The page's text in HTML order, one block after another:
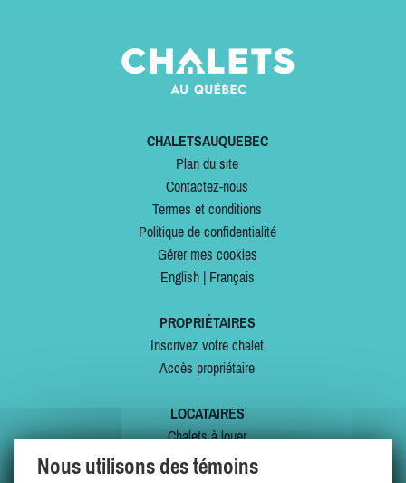
CHALETSAUQUEBEC
Plan du site
Contactez-nous
Termes et conditions
Politique de confidentialité
Gérer mes cookies
English| Français
PROPRIÉTAIRES
Inscrivez votre chalet
Accès propriétaire
LOCATAIRES
Chalets à louer
Chalets à vendre
Nous utilisons des témoins